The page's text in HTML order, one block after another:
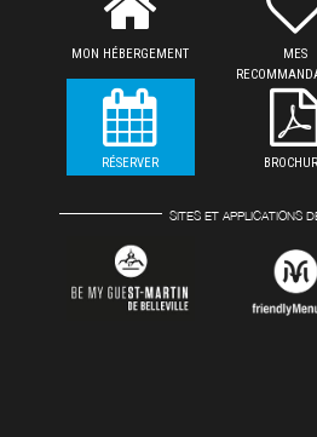
MON HÉBERGEMENT
MES
RÉSERVER
SITES ET APPLICATIONS